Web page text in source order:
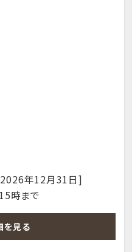
年12月31日]
時まで
を見る